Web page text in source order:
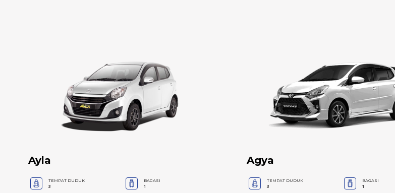
Ayla
TEMPAT DUDUK
3
BAGASI
1
Agya
TEMPAT DUDUK
3
BAGASI
1